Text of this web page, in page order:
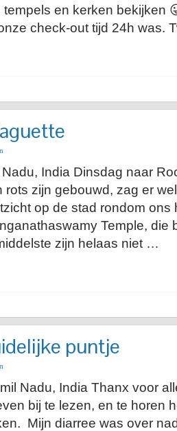
en kerken bekijken
check-out tijd 24h was.
India Dinsdag naar
rots zijn gebouwd, zag er
op de stad rondom ons
Temple, die
zijn helaas niet …
puntje
Nadu, India Thanx voor
bij te lezen, en te horen
Mijn diarree was over